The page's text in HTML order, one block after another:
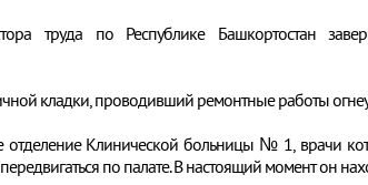
труда по Республике Башкортостан
кладки, проводивший ремонтные работы
отделение Клинической больницы № 1, врачи
по палате. В настоящий момент он